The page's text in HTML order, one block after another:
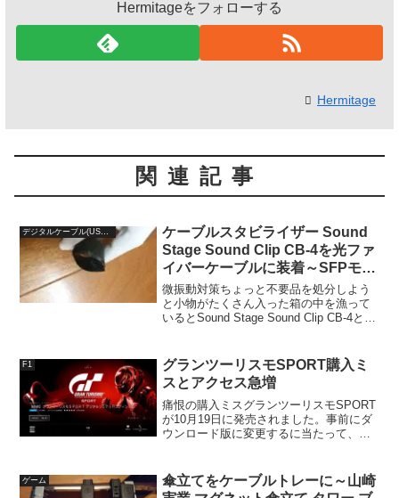
Hermitageをフォローする
Hermitage
関連記事
デジタルケーブル(USB/HDMI/LAN/COAXIAL)
ケーブルスタビライザー Sound
Stage Sound Clip CB-4を光ファ
イバーケーブルに装着～SFPモジ
ュールの振動対策～
微振動対策ちょっと不要品を処分しよう
と小物がたくさん入った箱の中を漁って
いるとSound Stage Sound Clip CB-4とい
でケーブルを挟み込むような筒形...
F1
グランツーリスモSPORT購入ミ
スとアクセス急増
痛恨の購入ミスグランツーリスモSPORT
が10月19日に発売されました。事前にダ
ウンロード版に変更するに当たって、デ
遊ぼうと記事にしました。ところが痛恨
の購入ミスによっ...
ゲーム
傘立てをケーブルトレーに～山崎